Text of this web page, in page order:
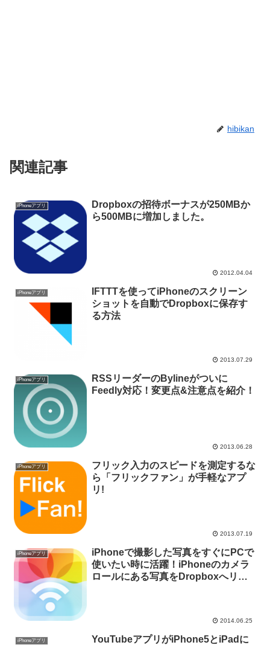
hibikan
関連記事
iPhoneアプリ
Dropboxの招待ボーナスが250MBか
ら500MBに増加しました。
2012.04.04
iPhoneアプリ
IFTTTを使ってiPhoneのスクリーン
ショットを自動でDropboxに保存す
る方法
2013.07.29
iPhoneアプリ
RSSリーダーのBylineがついに
Feedly対応！変更点&注意点を紹介！
2013.06.28
iPhoneアプリ
フリック入力のスピードを測定するな
ら「フリックファン」が手軽なアプ
リ!
2013.07.19
iPhoneアプリ
iPhoneで撮影した写真をすぐにPCで
使いたい時に活躍！iPhoneのカメラ
ロールにある写真をDropboxへリサ
2014.06.25
iPhoneアプリ
YouTubeアプリがiPhone5とiPadに